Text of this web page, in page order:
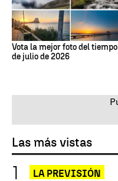
Vota la mejor foto del tiempo
de julio de 2026
Las más vistas
LA PREVISIÓN